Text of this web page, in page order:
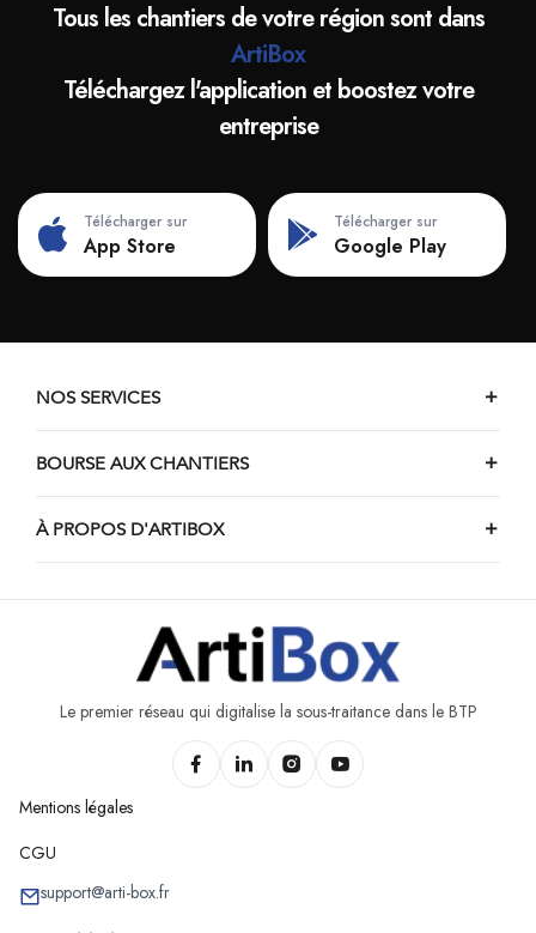
Tous les chantiers de votre région sont dans
ArtiBox
Téléchargez l'application et boostez votre
entreprise
Télécharger sur
App Store
Télécharger sur
Google Play
NOS SERVICES
BOURSE AUX CHANTIERS
À PROPOS D'ARTIBOX
Le premier réseau qui digitalise la sous-traitance dans le BTP
Mentions légales
CGU
support@arti-box.fr